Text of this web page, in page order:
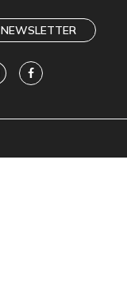
NEWSLETTER